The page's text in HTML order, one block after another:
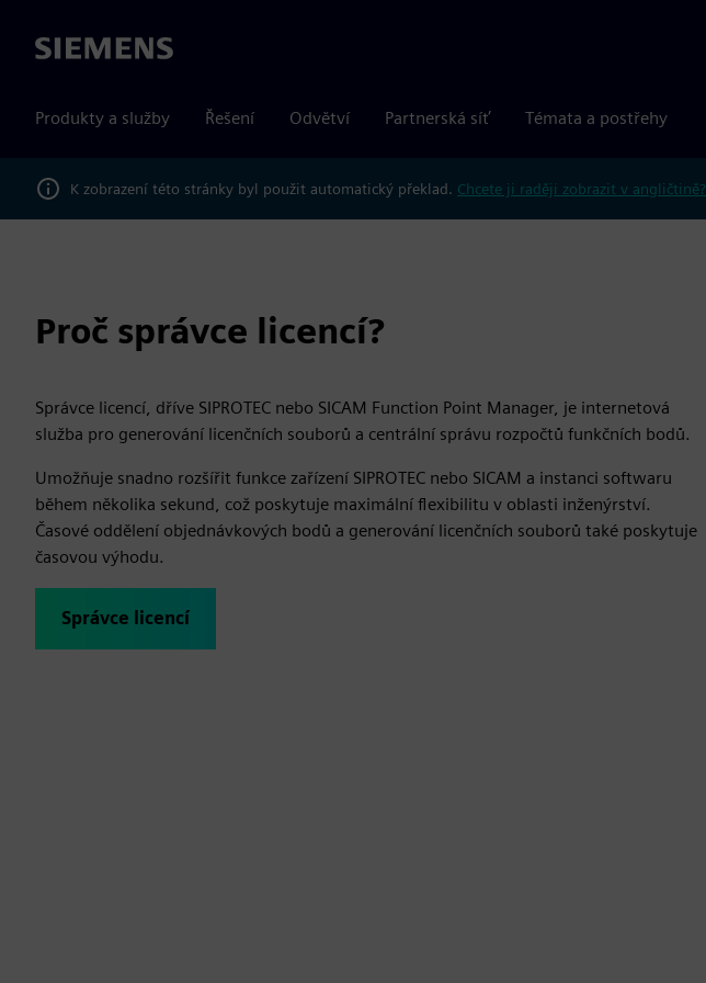
Siemens
Produkty a služby Řešení Odvětví Partnerská síť Témata a postřehy
K zobrazení této stránky byl použit automatický překlad. Chcete ji raději zobrazit v angličtině?
Proč správce licencí?
Správce licencí, dříve SIPROTEC nebo SICAM Function Point Manager, je internetová
služba pro generování licenčních souborů a centrální správu rozpočtů funkčních bodů.
Umožňuje snadno rozšířit funkce zařízení SIPROTEC nebo SICAM a instanci softwaru
během několika sekund, což poskytuje maximální flexibilitu v oblasti inženýrství.
Časové oddělení objednávkových bodů a generování licenčních souborů také poskytuje
časovou výhodu.
Správce licencí